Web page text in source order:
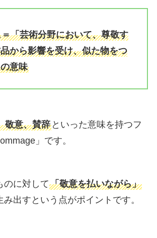
「芸術分野において、尊敬す
から影響を受け、似た物をつ
意味
敬意、賛辞といった意味を持つフ
」です。
のに対して「敬意を払いながら」
出すという点がポイントです。